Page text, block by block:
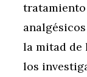
tratamiento
la mitad de
los